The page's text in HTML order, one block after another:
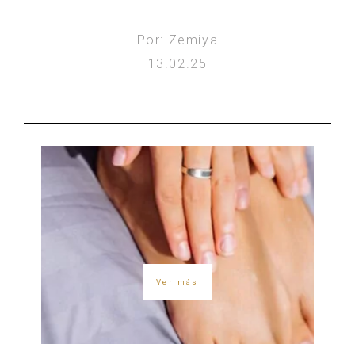
Por: Zemiya
13.02.25
Ver más